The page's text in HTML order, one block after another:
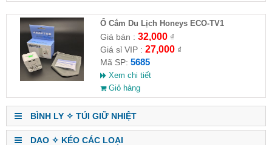
Ổ Cắm Du Lịch Honeys ECO-TV1
Giá bán : 32,000₫
Giá sỉ VIP : 27,000₫
Mã SP: 5685
Xem chi tiết
Giỏ hàng
BÌNH LY ✧ TÚI GIỮ NHIỆT
DAO ✧ KÉO CÁC LOẠI